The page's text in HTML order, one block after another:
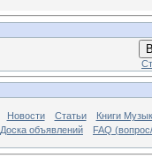
Новости Статьи
Книги
Доска объявлений
FAQ